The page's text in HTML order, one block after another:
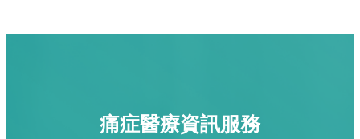
痛症醫療資訊服務